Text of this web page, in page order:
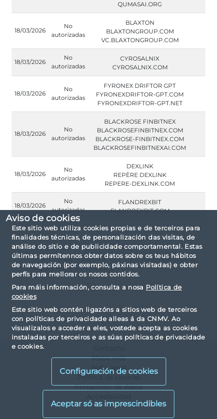
Aviso de cookies
Este sitio web utiliza cookies propias e de terceiros para
finalidades técnicas, de personalización das visitas, de
análise do sitio e de publicidade comportamental. Estas
últimas permítennos obter datos sobre os teus hábitos
de navegación (por exemplo, páxinas visitadas) e obter
perfís para mellorar os nosos contidos.
Para máis información, consulta a nosa Política de
cookies
Este sitio web contén ligazóns a sitios web de terceiros
con políticas de privacidade alleas á da CNMV. Ao
visualizalos e acceder a eles, vostede acepta as cookies
instaladas por terceiros e as súas políticas de privacidade
e cookies.
Configuración de cookies
QUMASAI.ORG
18/03/2026
No
autorizadas
BLAXTON
BLAXTONGROUP.COM
VC.BLAXTONGROUP.COM
18/03/2026
No
autorizadas
CYROSALNIX
CYROSALNIX.COM
18/03/2026
No
autorizadas
FYRONEX DRIFTOR GPT
FYRONEXDRIFTOR-GPT.COM
FYRONEXDRIFTOR-GPT.NET
18/03/2026
No
autorizadas
BLACKROSE FINBITNEX
BLACKROSEFINBITNEX.COM
BLACKROSE-FINBITNEX.COM
BLACKROSEFINBITNEXAI.COM
18/03/2026
No
autorizadas
DEXLINK
REPÈRE DEXLINK
REPERE-DEXLINK.COM
18/03/2026
No
autorizadas
FLANDREXBIT
FLANDREXBIT.COM
Criterios de consulta: por tipo Advertencias de
reguladores extranjeros.
Mapa web
Nota legal
Política de cookies
Protección de datos